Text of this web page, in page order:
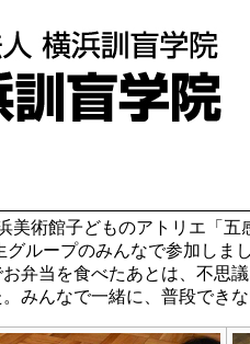
術館子どものアトリエ「五
グループのみんなで参加しま
弁当を食べたあとは、不思
みんなで一緒に、普段でき